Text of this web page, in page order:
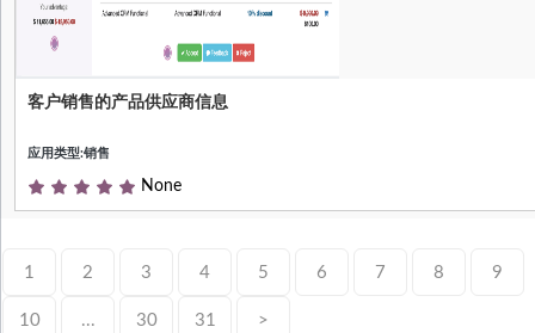
基于
模块在每个销售订单中加载产品中定义
的客户代码，并允许使用每个销售订单
作伙伴价格计算价格，则销售订单中的
数量来建议。
客户销售的产品供应商信息
应用类型:销售
None
1 2 3 4 5 6 7 8 9
10 ... 30 31 >